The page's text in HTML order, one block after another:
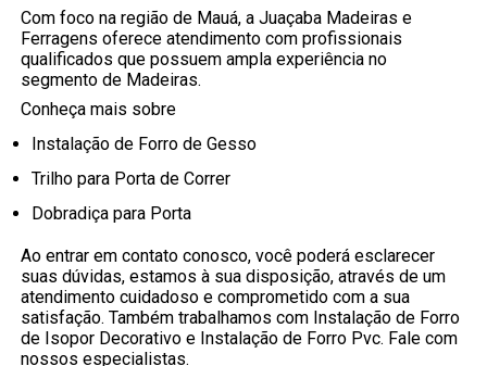
Com foco na região de Mauá, a Juaçaba Madeiras e
Ferragens oferece atendimento com profissionais
qualificados que possuem ampla experiência no
segmento de Madeiras.
Conheça mais sobre
Instalação de Forro de Gesso
Trilho para Porta de Correr
Dobradiça para Porta
Ao entrar em contato conosco, você poderá esclarecer
suas dúvidas, estamos à sua disposição, através de um
atendimento cuidadoso e comprometido com a sua
satisfação. Também trabalhamos com Instalação de Forro
de Isopor Decorativo e Instalação de Forro Pvc. Fale com
nossos especialistas.